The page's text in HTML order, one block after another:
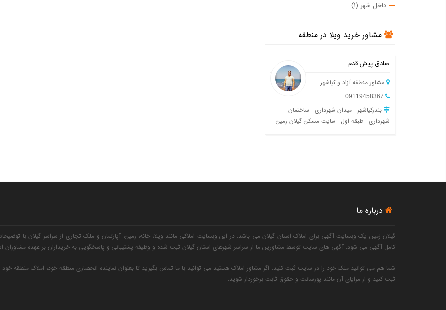
داخل شهر (1)
مشاور خرید ویلا در منطقه
صادق پیش قدم
مشاور منطقه آزاد و کیاشهر
بندرکیاشهر - میدان شهرداری - ساختمان
شهرداری - طبقه اول - سایت مسکن گیلان زمین
درباره ما
گیلان زمین یک وبسایت آگهی برای املاک استان گیلان می باشد. در این وبسایت املاکی مانند ویلا، خانه، زمین، آپارتمان و ملک تجاری از سراسر گیلان با
کامل آگهی می شود. آگهی های سایت توسط مشاورین ما از سراسر شهرهای استان گیلان ثبت شده و وظیفه پشتیبانی و پاسخگویی به خریداران بر عهده مشاوران
شما هم می توانید ملک خود را در سایت ثبت کنید. اگر مشاور املاک هستید می توانید با ما تماس بگیرید تا بعنوان نماینده انحصاری منطقه خود، املاک منطقه خود
ثبت کنید و از مزایای آن مانند پورسانت و حقوق ثابت برخوردار شوید.